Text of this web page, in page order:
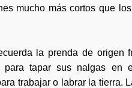
mucho más cortos que
la prenda de origen
para tapar sus nalgas
trabajar o labrar la tierra.